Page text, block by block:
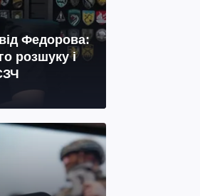
Федорова:
розшуку і